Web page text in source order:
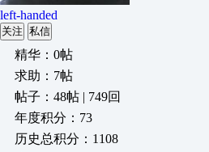
left-handed
关注 私信
精华：0帖
求助：7帖
帖子：48帖 | 749回
年度积分：73
历史总积分：1108